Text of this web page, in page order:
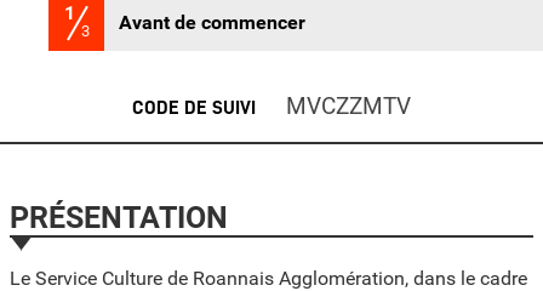
CODE DE SUIVI MVCZZMTV
1
3 Avant de commencer(étape courante)
PRÉSENTATION
Le Service Culture de Roannais Agglomération, dans le cadre